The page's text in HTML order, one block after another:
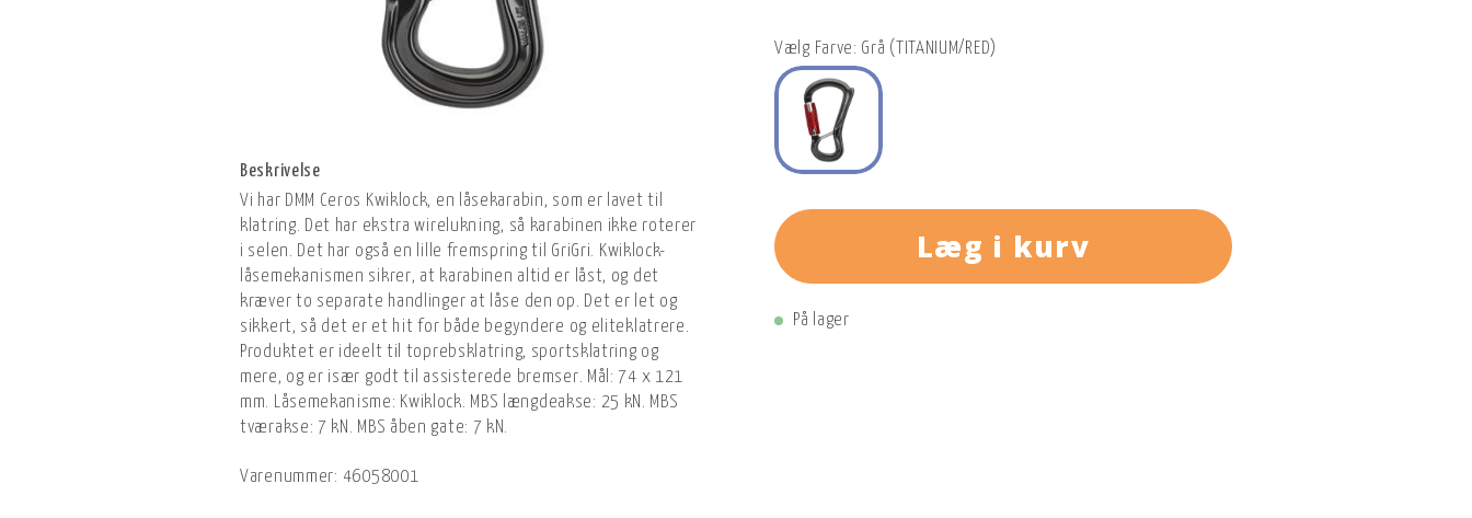
Beskrivelse
Vi har DMM Ceros Kwiklock, en låsekarabin, som er lavet til
klatring. Det har ekstra wirelukning, så karabinen ikke roterer
i selen. Det har også en lille fremspring til GriGri. Kwiklock-
låsemekanismen sikrer, at karabinen altid er låst, og det
kræver to separate handlinger at låse den op. Det er let og
sikkert, så det er et hit for både begyndere og eliteklatrere.
Produktet er ideelt til toprebsklatring, sportsklatring og
mere, og er især godt til assisterede bremser. Mål: 74 x 121
mm. Låsemekanisme: Kwiklock. MBS længdeakse: 25 kN. MBS
tværakse: 7 kN. MBS åben gate: 7 kN.
Varenummer: 46058001
Vælg Farve: Grå (TITANIUM/RED)
Læg i kurv
På lager